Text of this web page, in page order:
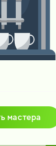
мастера